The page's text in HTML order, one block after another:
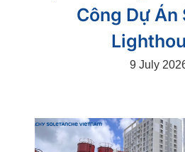
Công Dự Án
9 July